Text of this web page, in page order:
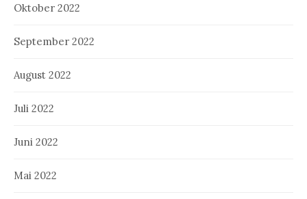
Oktober 2022
September 2022
August 2022
Juli 2022
Juni 2022
Mai 2022